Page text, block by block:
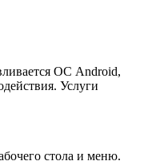
ОС Android,
Услуги
стола и меню.